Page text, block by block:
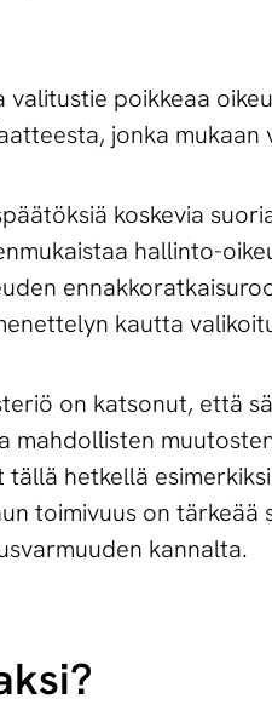
poikkeaa
jonka
koskevia
hallinto-
kautta
on katsonut, että
mahdollisten
hetkellä
toimivuus on
kannalta.